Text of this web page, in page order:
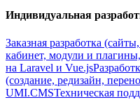
Индивидуальная
Заказная разработка
кабинет, модули и
на Laravel и Vue.js
(создание, редизайн,
UMI.CMSТехническая